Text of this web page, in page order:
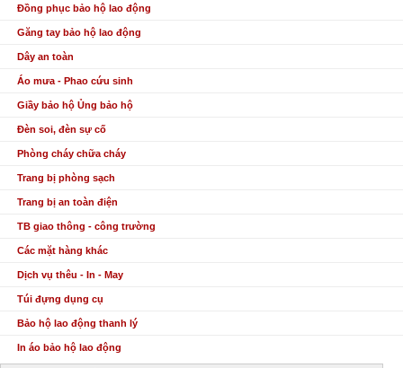
Đồng phục bảo hộ lao động
Găng tay bảo hộ lao động
Dây an toàn
Áo mưa - Phao cứu sinh
Giầy bảo hộ Ủng bảo hộ
Đèn soi, đèn sự cố
Phòng cháy chữa cháy
Trang bị phòng sạch
Trang bị an toàn điện
TB giao thông - công trường
Các mặt hàng khác
Dịch vụ thêu - In - May
Túi đựng dụng cụ
Bảo hộ lao động thanh lý
In áo bảo hộ lao động